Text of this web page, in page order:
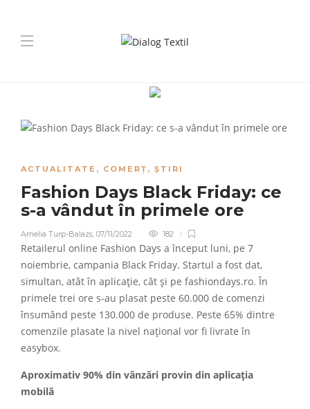
ACTUALITATE , COMERȚ , ȘTIRI
Fashion Days Black Friday: ce
s-a vândut în primele ore
Amelia Turp-Balazs, 07/11/2022 182
Retailerul online Fashion Days a început luni, pe 7
noiembrie, campania Black Friday. Startul a fost dat,
simultan, atât în aplicație, cât și pe fashiondays.ro. În
primele trei ore s-au plasat peste 60.000 de comenzi
însumând peste 130.000 de produse. Peste 65% dintre
comenzile plasate la nivel național vor fi livrate în
easybox.
Aproximativ 90% din vânzări provin din aplicația
mobilă